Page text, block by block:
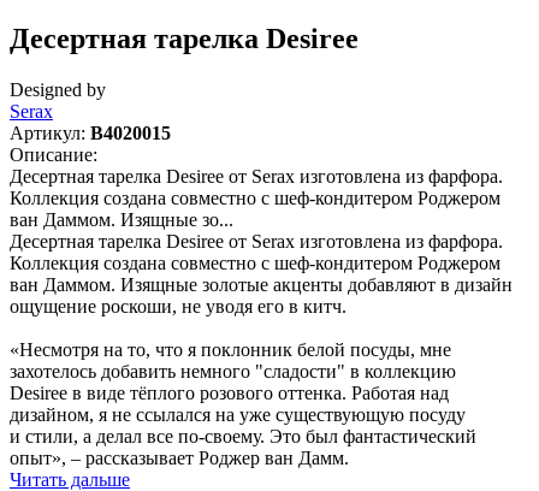
Десертная тарелка Desiree
Designed by
Serax
Артикул: B4020015
Описание:
Десертная тарелка Desiree от Serax изготовлена из фарфора.
Коллекция создана совместно с шеф-кондитером Роджером
ван Даммом. Изящные зо...
Десертная тарелка Desiree от Serax изготовлена из фарфора.
Коллекция создана совместно с шеф-кондитером Роджером
ван Даммом. Изящные золотые акценты добавляют в дизайн
ощущение роскоши, не уводя его в китч.
«Несмотря на то, что я поклонник белой посуды, мне
захотелось добавить немного "сладости" в коллекцию
Desiree в виде тёплого розового оттенка. Работая над
дизайном, я не ссылался на уже существующую посуду
и стили, а делал все по-своему. Это был фантастический
опыт», – рассказывает Роджер ван Дамм.
Читать дальше